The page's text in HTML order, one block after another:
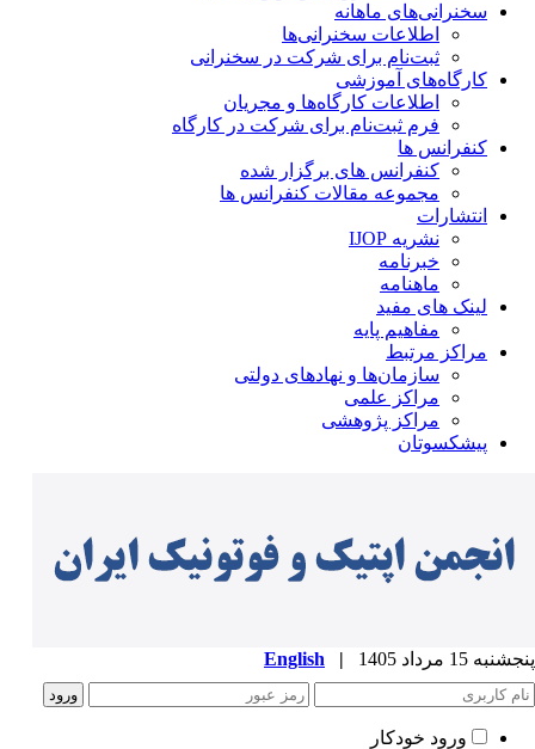
سخنرانی‌های ماهانه
اطلاعات سخنرانی‌‌ها
ثبت‌نام برای شرکت در سخنرانی
کارگاه‌های آموزشی
اطلاعات کارگاه‌ها و مجریان
فرم ثبت‌نام برای شرکت در کارگاه
کنفرانس ها
کنفرانس های برگزار شده
مجموعه مقالات کنفرانس ها
انتشارات
نشریه IJOP
خبرنامه
ماهنامه
لینک های مفید
مفاهیم پایه
مراکز مرتبط
سازمان‌ها و نهادهای دولتی
مراکز علمی
مراکز پژوهشی
پیشکسوتان
15 مرداد 1405 |
English
ورود خودکار